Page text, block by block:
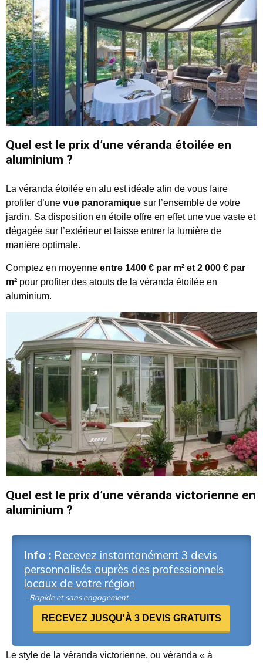
Quel est le prix d’une véranda étoilée en
aluminium ?
La véranda étoilée en alu est idéale afin de vous faire
profiter d’une vue panoramique sur l’ensemble de votre
jardin. Sa disposition en étoile offre en effet une vue vaste et
dégagée sur l’extérieur et laisse entrer la lumière de
manière optimale.
Comptez en moyenne entre 1400 € par m² et 2 000 € par
m² pour profiter des atouts de la véranda étoilée en
aluminium.
Quel est le prix d’une véranda victorienne en
aluminium ?
Info : Recevez instantanément 3 devis
personnalisés auprès des professionnels
locaux de votre région
- Rapide et sans engagement -
RECEVEZ JUSQU'À 3 DEVIS GRATUITS
Le style de la véranda victorienne, ou véranda « à